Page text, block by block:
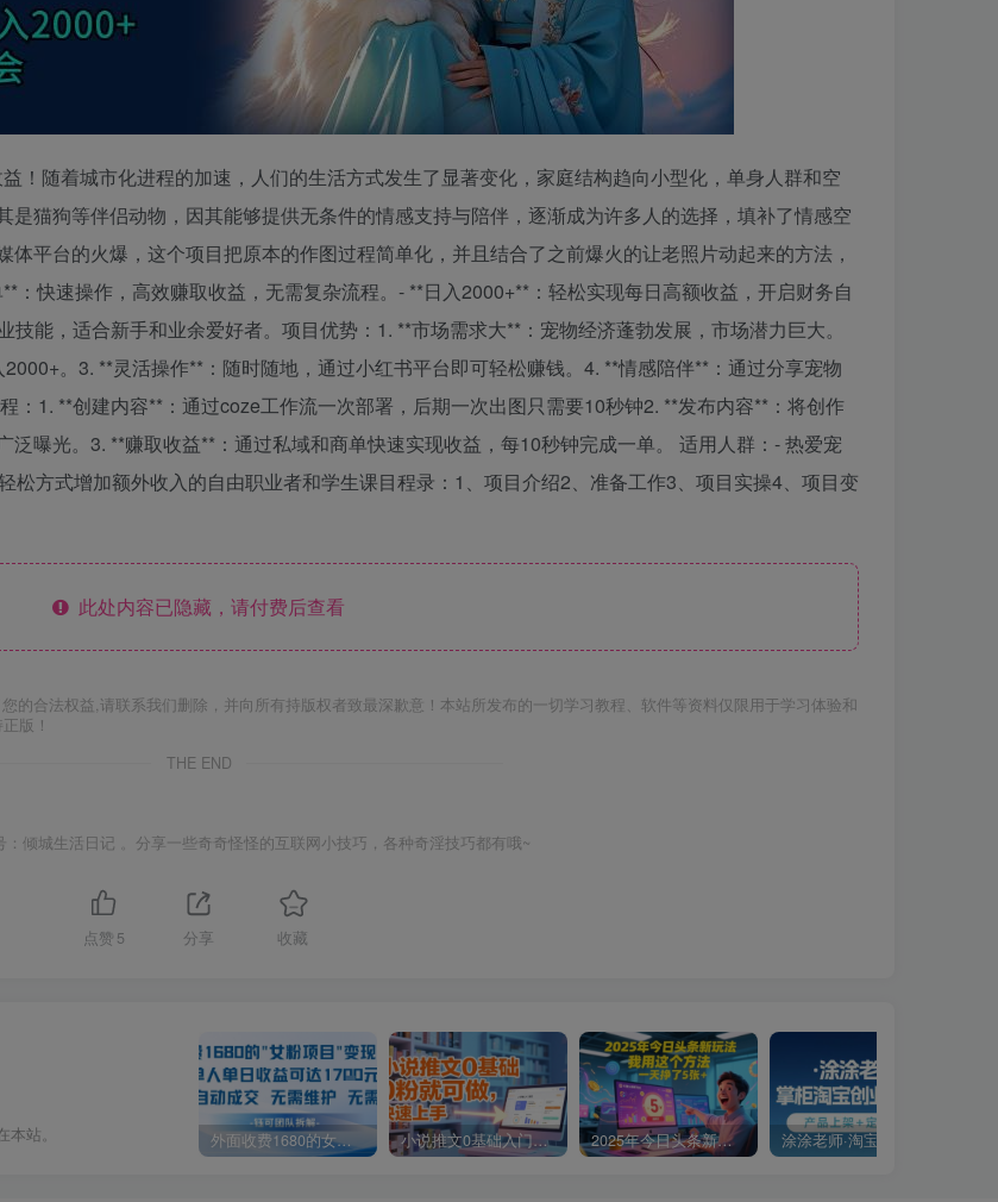
！随着城市化进程的加速，人们的生活方式发生了显著变化，家庭结构趋向小型化，单身人群和空
猫狗等伴侣动物，因其能够提供无条件的情感支持与陪伴，逐渐成为许多人的选择，填补了情感空
平台的火爆，这个项目把原本的作图过程简单化，并且结合了之前爆火的让老照片动起来的方法，
：快速操作，高效赚取收益，无需复杂流程。- **日入2000+**：轻松实现每日高额收益，开启财务自
能，适合新手和业余爱好者。项目优势：1. **市场需求大**：宠物经济蓬勃发展，市场潜力巨大。
。3. **灵活操作**：随时随地，通过小红书平台即可轻松赚钱。4. **情感陪伴**：通过分享宠物
：1. **创建内容**：通过coze工作流一次部署，后期一次出图只需要10秒钟2. **发布内容**：将创作
曝光。3. **赚取收益**：通过私域和商单快速实现收益，每10秒钟完成一单。 适用人群：- 热爱宠
松方式增加额外收入的自由职业者和学生课目程录：1、项目介绍2、准备工作3、项目实操4、项目变
此处内容已隐藏，请付费后查看
的合法权益,请联系我们删除，并向所有持版权者致最深歉意！本站所发布的一切学习教程、软件等资料仅限用于学习体验和
版！
THE END
：倾城生活日记 。分享一些奇奇怪怪的互联网小技巧，各种奇淫技巧都有哦~
点赞 5 分享 收藏
站。 外面收费1680的女粉项目变现，单人单日收益可达1.7k，全自动成交无需维护 小说推文0基础入门教程，0粉就可做，快速上手 2025年今日头条新玩法，我用这个方法，一天挣了5张+